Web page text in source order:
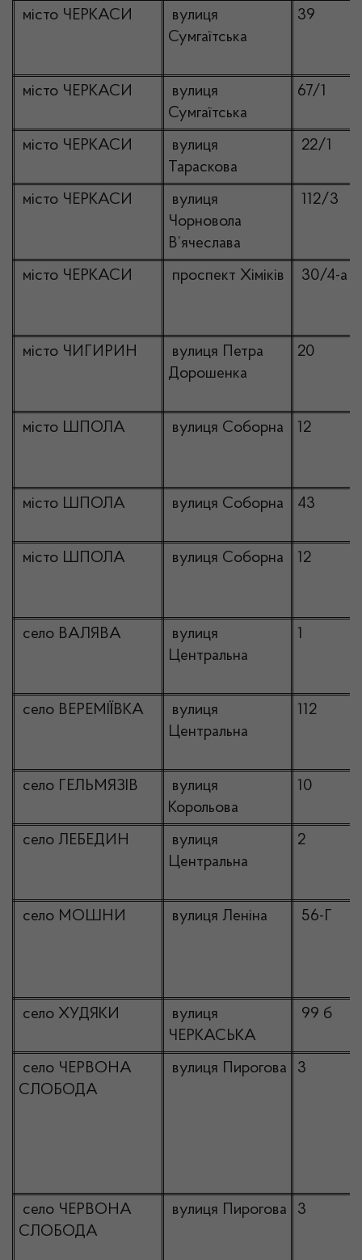
місто ЧЕРКАСИ
вулиця
Сумгаїтська
39
місто ЧЕРКАСИ
вулиця
Сумгаїтська
67/1
місто ЧЕРКАСИ
вулиця
Тараскова
22/1
місто ЧЕРКАСИ
вулиця
Чорновола
В’ячеслава
112/3
місто ЧЕРКАСИ проспект Хіміків 30/4-а
місто ЧИГИРИН
вулиця Петра
Дорошенка
20
місто ШПОЛА вулиця Соборна 12
місто ШПОЛА вулиця Соборна 43
місто ШПОЛА вулиця Соборна 12
село ВАЛЯВА
вулиця
Центральна
1
село ВЕРЕМІЇВКА
вулиця
Центральна
112
село ГЕЛЬМЯЗІВ
вулиця
Корольова
10
село ЛЕБЕДИН
вулиця
Центральна
2
село МОШНИ вулиця Леніна 56-Г
село ХУДЯКИ
вулиця
ЧЕРКАСЬКА
99 б
село ЧЕРВОНА
СЛОБОДА
вулиця Пирогова 3
село ЧЕРВОНА
СЛОБОДА
вулиця Пирогова 3